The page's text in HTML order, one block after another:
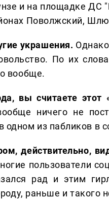
и на площадке ДС
Поволжский,
украшения.
По их
вообще.
вы считаете этот
ничего не
из пабликов в
действительно,
пользователи
рад и этим
раньше и такого